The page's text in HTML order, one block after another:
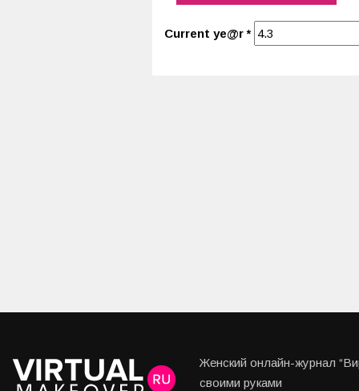
Current ye@r*
Женский онлайн-журнал
своими руками